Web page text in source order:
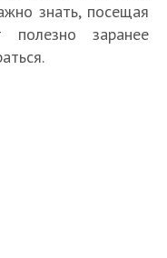
знать, посещая
полезно заранее